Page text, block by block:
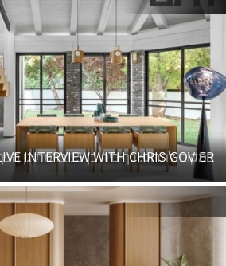
במקום להרוס: כך בית בן 15 ברמת גן הפך לחלום עיצובי
INTERVIEW WITH CHRIS GOVIER